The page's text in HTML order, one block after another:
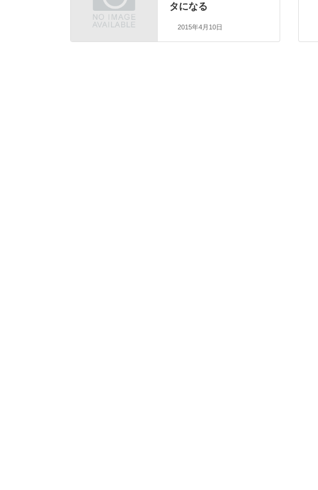
タになる
2015年4月10日